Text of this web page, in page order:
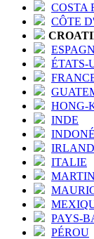
COSTA
CÔTE
ÉTATS-
HONG-
INDE
ITALIE
PAYS-
PÉROU